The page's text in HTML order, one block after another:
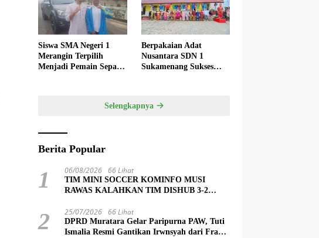
Siswa SMA Negeri 1
Merangin Terpilih
Menjadi Pemain Sepak
Berpakaian Adat
Nusantara SDN 1
Sukamenang Sukses
Selengkapnya
Berita Popular
1 06/08/2026 66 Lihat
TIM MINI SOCCER KOMINFO MUSI
RAWAS KALAHKAN TIM DISHUB 3-2
2 25/07/2026 66 Lihat
DPRD Muratara Gelar Paripurna PAW, Tuti
Ismalia Resmi Gantikan Irwnsyah dari Fraksi